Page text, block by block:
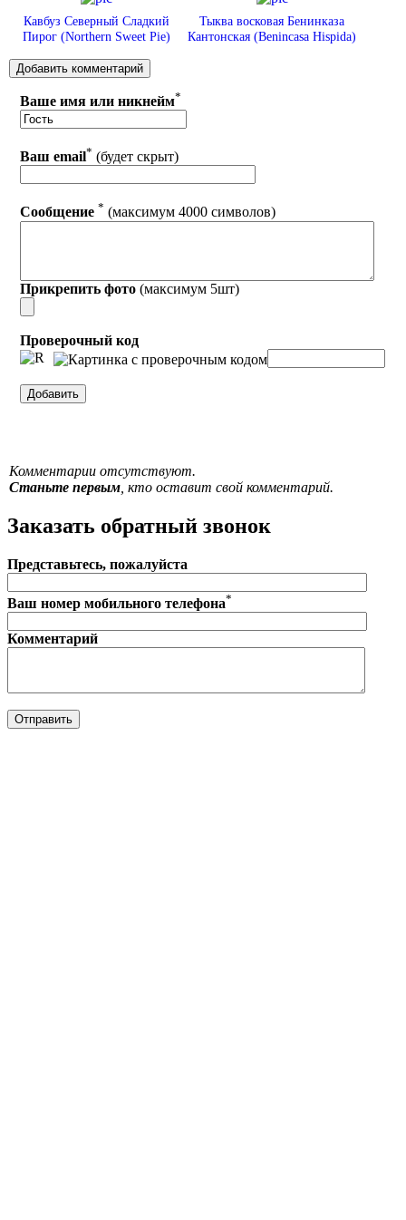
Кавбуз Северный Сладкий
Пирог (Northern Sweet Pie)
Тыква восковая Бенинказа
Кантонская (Benincasa Hispida)
Ваше имя или никнейм*
Ваш email* (будет скрыт)
Сообщение * (максимум 4000 символов)
Прикрепить фото (максимум 5шт)
Проверочный код
Комментарии отсутствуют.
Станьте первым, кто оставит свой комментарий.
Заказать обратный звонок
Представьтесь, пожалуйста
Ваш номер мобильного телефона*
Комментарий